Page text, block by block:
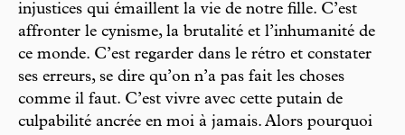
injustices qui émaillent la vie de notre fille. C’est
affronter le cynisme, la brutalité et l’inhumanité de
ce monde. C’est regarder dans le rétro et constater
ses erreurs, se dire qu’on n’a pas fait les choses
comme il faut. C’est vivre avec cette putain de
culpabilité ancrée en moi à jamais. Alors pourquoi